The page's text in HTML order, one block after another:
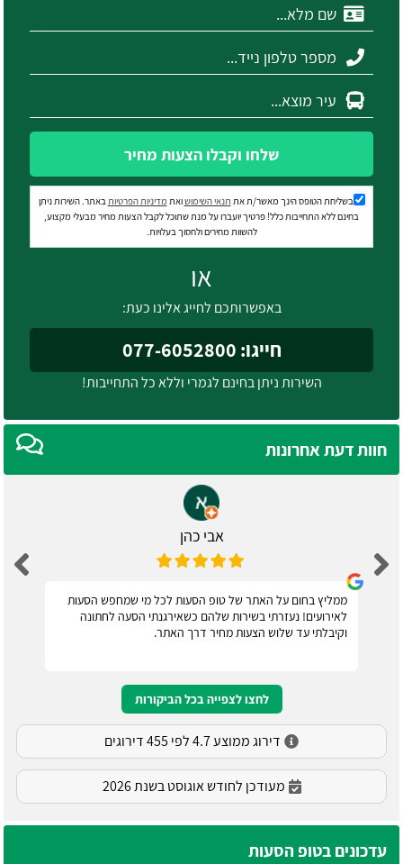
שלחו וקבלו הצעות מחיר
בשליחת הטופס הינך מאשר/ת את תנאי השימושואת מדיניות הפרטיותבאתר. השירות ניתן
בחינם ללא התחייבות כלל! פרטיך יועברו על מנת שתוכל לקבל הצעות מחיר מבעלי מקצוע,
להשוות מחירים ולחסוך בעלויות.
או
באפשרותכם לחייג אלינו כעת:
חייגו: 077-6052800
השירות ניתן בחינם לגמרי וללא כל התחייבות!
חוות דעת אחרונות
אבי כהן
ממליץ בחום על האתר של טופ הסעות לכל מי שמחפש הסעות
לאירועים! נעזרתי בשירות שלהם כשאירגנתי הסעה לחתונה
וקיבלתי עד שלוש הצעות מחיר דרך האתר.
לחצו לצפייה בכל הביקורות
דירוג ממוצע 4.7 לפי 455 דירוגים
מעודכן לחודש אוגוסט בשנת 2026
עדכונים בטופ הסעות